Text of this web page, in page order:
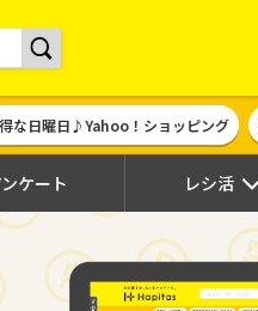
イト | ハピタス
な日曜日♪Yahoo！ショッピング
ケート レシ活